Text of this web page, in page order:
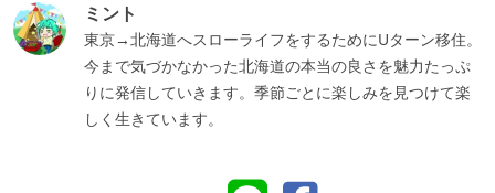
ミント
東京→北海道へスローライフをするためにUターン移住。
今まで気づかなかった北海道の本当の良さを魅力たっぷ
りに発信していきます。季節ごとに楽しみを見つけて楽
しく生きています。